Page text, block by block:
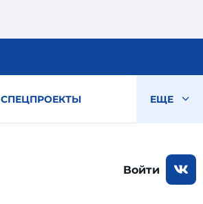
СПЕЦПРОЕКТЫ ЕЩЕ
Войти